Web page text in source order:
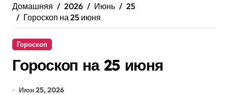
Домашняя 2026 Июнь
25
Гороскоп на 25 июня
Гороскоп
Гороскоп на 25 июня
Июн 25, 2026